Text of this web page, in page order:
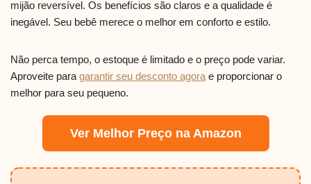
mijão reversível. Os benefícios são claros e a qualidade é
inegável. Seu bebê merece o melhor em conforto e estilo.
Não perca tempo, o estoque é limitado e o preço pode variar.
Aproveite para garantir seu desconto agora e proporcionar o
melhor para seu pequeno.
Ver Melhor Preço na Amazon